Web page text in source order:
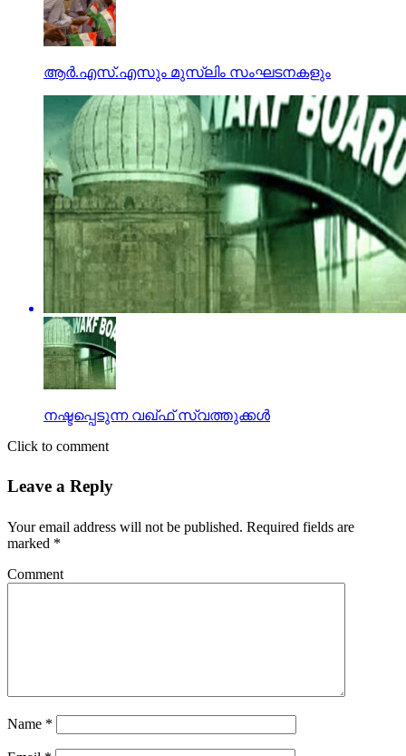
ആര്‍.എസ്.എസും മുസ്‌ലിം സംഘടനകളും
നഷ്ടപ്പെടുന്ന വഖ്ഫ് സ്വത്തുക്കള്‍
Click to comment
Leave a Reply
Your email address will not be published. Required fields are
marked *
Comment
Name *